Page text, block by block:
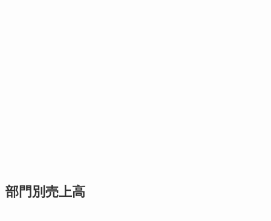
部門別売上高